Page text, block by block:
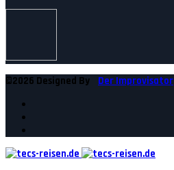
©2026 Designed By Der Improvisator